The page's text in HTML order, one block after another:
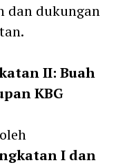
dan dukungan
II: Buah
KBG
I dan